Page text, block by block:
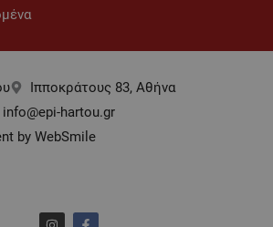
Ιπποκράτους 83, Αθήνα
info@epi-hartou.gr
by WebSmile
n
a